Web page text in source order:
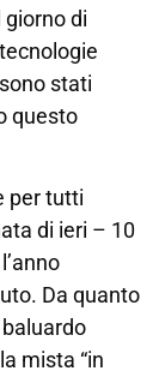
di
stati
questo
per tutti
di ieri – 10
Da quanto
mista “in